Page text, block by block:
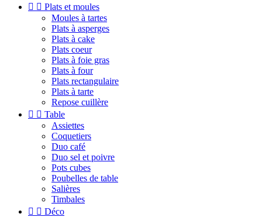
  Plats et moules
Moules à tartes
Plats à asperges
Plats à cake
Plats coeur
Plats à foie gras
Plats à four
Plats rectangulaire
Plats à tarte
Repose cuillère
  Table
Assiettes
Coquetiers
Duo café
Duo sel et poivre
Pots cubes
Poubelles de table
Salières
Timbales
  Déco